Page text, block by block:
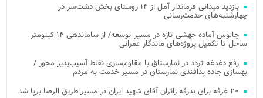
بازدید میدانی فرماندار آمل از ۱۴ روستای بخش دشت‌سر در
چهارشنبه‌های خدمت‌رسانی
چالوس آماده جهشی تازه در مسیر توسعه/ از ساماندهی ۱۴ کیلومتر
ساحل تا تکمیل پروژه‌های ماندگار عمرانی
رفع دغدغه تردد در نمارستاق با مقاوم‌سازی نقاط آسیب‌پذیر محور /
بهسازی جاده پدافندی نمارستاق در مسیر خدمت به مردم
۲۰ غرفه برای بدرقه زائران آقای شهید ایران در مسیر طریق الرضا برپا شد